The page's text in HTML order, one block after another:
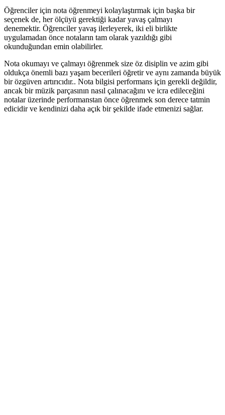
Öğrenciler için nota öğrenmeyi kolaylaştırmak için başka bir
seçenek de, her ölçüyü gerektiği kadar yavaş çalmayı
denemektir. Öğrenciler yavaş ilerleyerek, iki eli birlikte
uygulamadan önce notaların tam olarak yazıldığı gibi
okunduğundan emin olabilirler.
Nota okumayı ve çalmayı öğrenmek size öz disiplin ve azim gibi
oldukça önemli bazı yaşam becerileri öğretir ve aynı zamanda büyük
bir özgüven artırıcıdır.. Nota bilgisi performans için gerekli değildir,
ancak bir müzik parçasının nasıl çalınacağını ve icra edileceğini
notalar üzerinde performanstan önce öğrenmek son derece tatmin
edicidir ve kendinizi daha açık bir şekilde ifade etmenizi sağlar.